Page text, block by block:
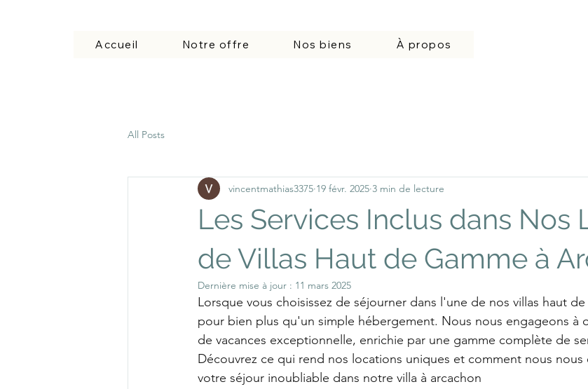
Accueil Notre offre Nos biens À propos
All Posts
Les Services Inclus dans Nos
de Villas Haut de Gamme à
vincentmathias3375 19 févr. 2025 3 min de lecture
Dernière mise à jour : 11 mars 2025
Lorsque vous choisissez de séjourner dans l'une de nos villas haut
pour bien plus qu'un simple hébergement. Nous nous engageons à
de vacances exceptionnelle, enrichie par une gamme complète de
Découvrez ce qui rend nos locations uniques et comment nous
votre séjour inoubliable dans notre villa à arcachon